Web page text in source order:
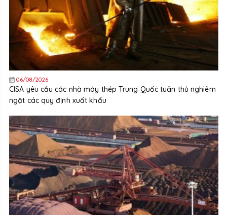
06/08/2026
CISA yêu cầu các nhà máy thép Trung Quốc tuân thủ nghiêm
ngặt các quy định xuất khẩu